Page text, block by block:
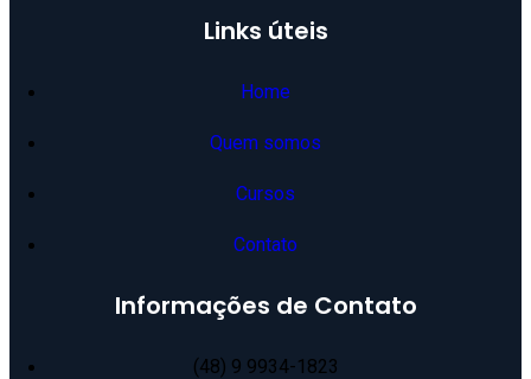
Links úteis
Home
Quem somos
Cursos
Contato
Informações de Contato
(48) 9 9934-1823